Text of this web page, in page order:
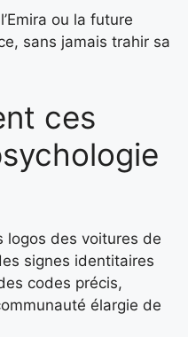
ou la future
sans jamais trahir sa
ces
logos des voitures de
signes identitaires
codes précis,
élargie de